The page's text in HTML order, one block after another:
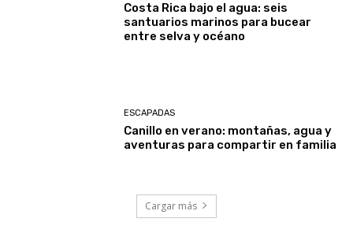
Costa Rica bajo el agua: seis
santuarios marinos para bucear
entre selva y océano
ESCAPADAS
Canillo en verano: montañas, agua y
aventuras para compartir en familia
Cargar más